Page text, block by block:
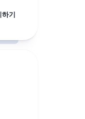
기